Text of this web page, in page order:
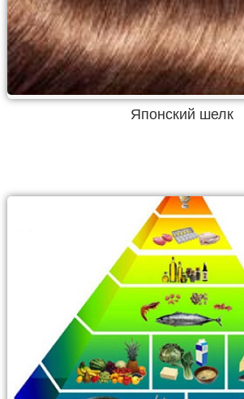
Японский шелк